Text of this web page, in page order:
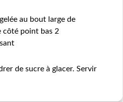
au bout large de
côté point bas 2
de sucre à glacer. Servir